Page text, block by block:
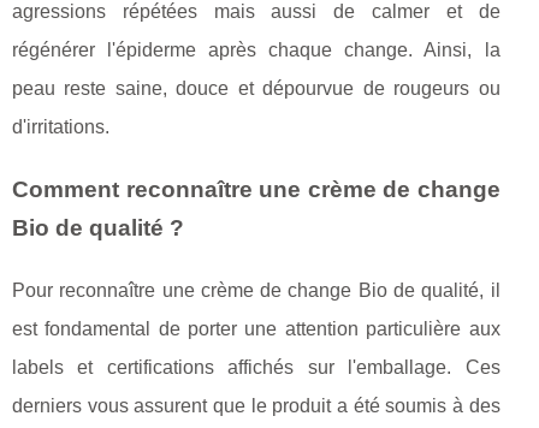
agressions répétées mais aussi de calmer et de
régénérer l'épiderme après chaque change. Ainsi, la
peau reste saine, douce et dépourvue de rougeurs ou
d'irritations.
Comment reconnaître une crème de change
Bio de qualité ?
Pour reconnaître une crème de change Bio de qualité, il
est fondamental de porter une attention particulière aux
labels et certifications affichés sur l'emballage. Ces
derniers vous assurent que le produit a été soumis à des